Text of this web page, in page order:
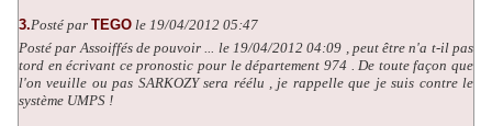
3.Posté par TEGO le 19/04/2012 05:47
Posté par Assoiffés de pouvoir ... le 19/04/2012 04:09 , peut être n'a t-il pas
tord en écrivant ce pronostic pour le département 974 . De toute façon que
l'on veuille ou pas SARKOZY sera réélu , je rappelle que je suis contre le
système UMPS !